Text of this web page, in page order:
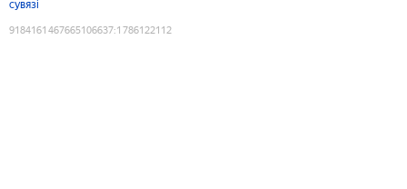
сувязі
9184161467665106637:1786122112